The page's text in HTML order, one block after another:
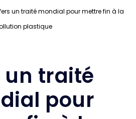
un traité mondial pour mettre fin à la
plastique
un traité
pour